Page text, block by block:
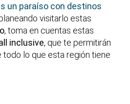
un paraíso con destinos
visitarlo estas
, toma en cuentas estas
inclusive, que te permitirán
todo lo que esta región tiene